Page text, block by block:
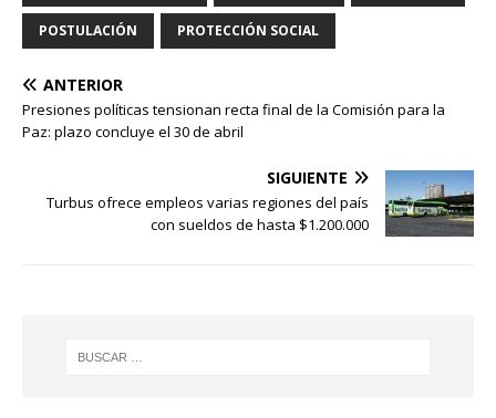
POSTULACIÓN PROTECCIÓN SOCIAL
ANTERIOR
Presiones políticas tensionan recta final de la Comisión para la
Paz: plazo concluye el 30 de abril
SIGUIENTE
Turbus ofrece empleos varias regiones del país
con sueldos de hasta $1.200.000​